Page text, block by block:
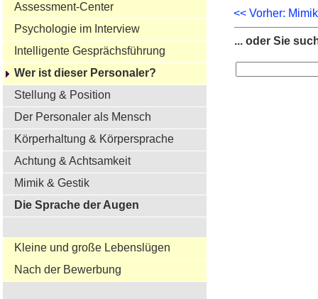
Assessment-Center
Psychologie im Interview
Intelligente Gesprächsführung
Wer ist dieser Personaler?
Stellung & Position
Der Personaler als Mensch
Körperhaltung & Körpersprache
Achtung & Achtsamkeit
Mimik & Gestik
Die Sprache der Augen
Kleine und große Lebenslügen
Nach der Bewerbung
<< Vorher:
... oder Sie